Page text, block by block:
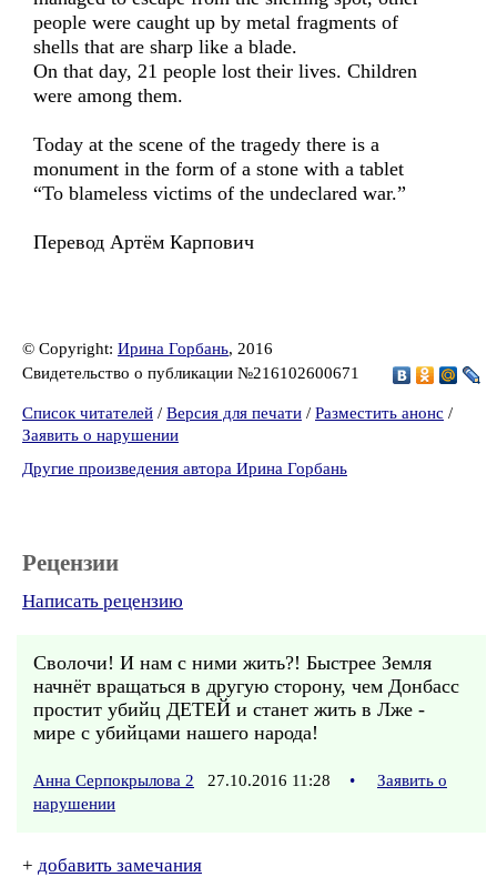
people were caught up by metal fragments of
shells that are sharp like a blade.
On that day, 21 people lost their lives. Children
were among them.
Today at the scene of the tragedy there is a
monument in the form of a stone with a tablet
“To blameless victims of the undeclared war.”
Перевод Артём Карпович
© Copyright: Ирина Горбань, 2016
Свидетельство о публикации №216102600671
Список читателей / Версия для печати / Разместить анонс /
Заявить о нарушении
Другие произведения автора Ирина Горбань
Рецензии
Написать рецензию
Сволочи! И нам с ними жить?! Быстрее Земля
начнёт вращаться в другую сторону, чем Донбасс
простит убийц ДЕТЕЙ и станет жить в Лже -
мире с убийцами нашего народа!
Анна Серпокрылова 2 27.10.2016 11:28 •
Заявить о
нарушении
+ добавить замечания